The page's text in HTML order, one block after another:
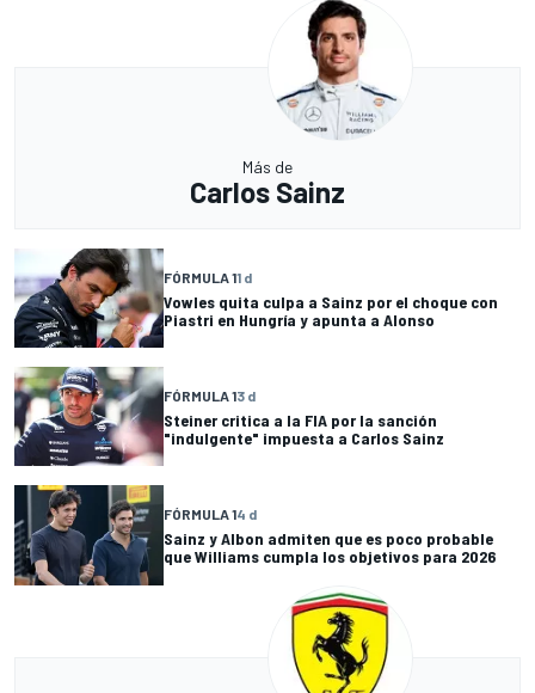
Más de
Carlos Sainz
FÓRMULA 11 d
Vowles quita culpa a Sainz por el choque con
Piastri en Hungría y apunta a Alonso
FÓRMULA 13 d
Steiner critica a la FIA por la sanción
"indulgente" impuesta a Carlos Sainz
FÓRMULA 14 d
Sainz y Albon admiten que es poco probable
que Williams cumpla los objetivos para 2026